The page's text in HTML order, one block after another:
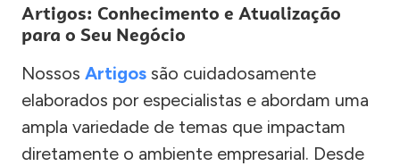
Artigos: Conhecimento e Atualização
para o Seu Negócio
Nossos Artigos são cuidadosamente
elaborados por especialistas e abordam uma
ampla variedade de temas que impactam
diretamente o ambiente empresarial. Desde